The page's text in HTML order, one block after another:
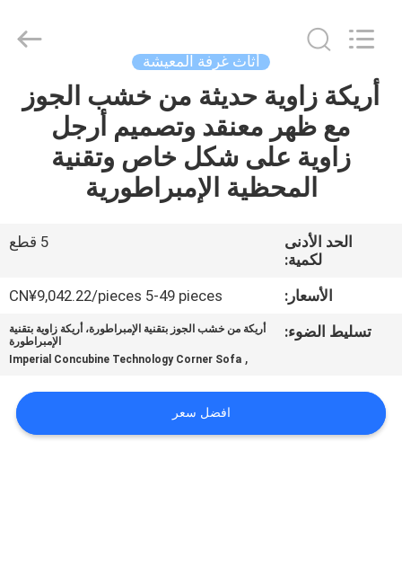
منزل
المنتجات
فيديو
الواقع
حول
Furniture
Rights
أثاث غرفة المعيشة
أريكة زاوية حديثة من خشب الجوز
مع ظهر معنقد وتصميم أرجل
زاوية على شكل خاص وتقنية
المحظية الإمبراطورية
الحد الأدنى
لكمية:
5 قطع
الأسعار:
CN¥9,042.22/pieces 5-49 pieces
تسليط الضوء:
أريكة من خشب الجوز بتقنية الإمبراطورة، أريكة زاوية بتقنية
الإمبراطورة
,
Imperial Concubine Technology Corner Sofa
افضل سعر